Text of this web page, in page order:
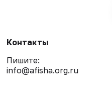
Контакты
Пишите:
info@afisha.org.ru